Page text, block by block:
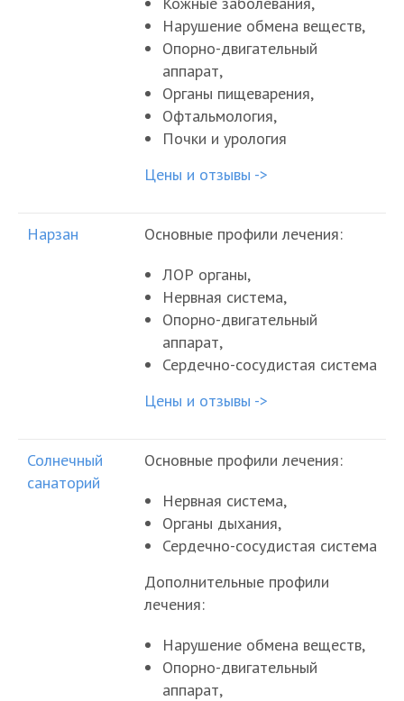
Нарушение обмена веществ,
Опорно-двигательный
аппарат,
Органы пищеварения,
Офтальмология,
Почки и урология
Цены и отзывы ->
Нарзан
Основные профили лечения:
ЛОР органы,
Нервная система,
Опорно-двигательный
аппарат,
Сердечно-сосудистая система
Цены и отзывы ->
Солнечный
санаторий
Основные профили лечения:
Нервная система,
Органы дыхания,
Сердечно-сосудистая система
Дополнительные профили
лечения:
Нарушение обмена веществ,
Опорно-двигательный
аппарат,